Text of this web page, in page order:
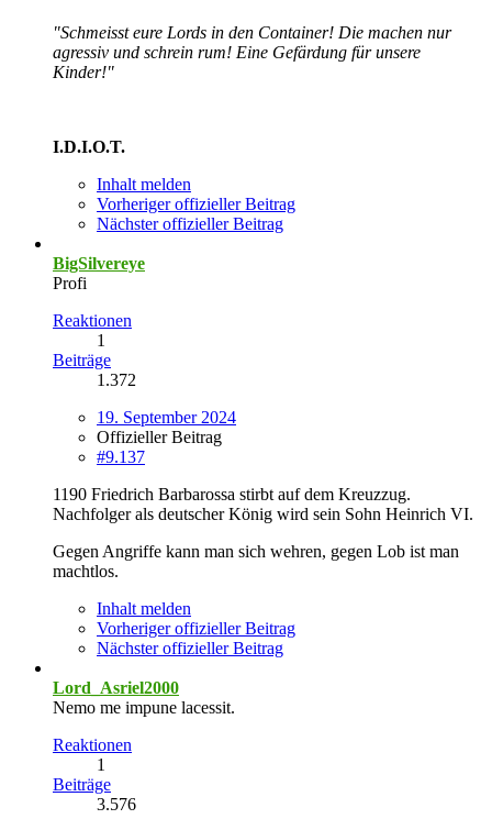
"Schmeisst eure Lords in den Container! Die machen nur
agressiv und schrein rum! Eine Gefärdung für unsere
Kinder!"
I.D.I.O.T.
Inhalt melden
Vorheriger offizieller Beitrag
Nächster offizieller Beitrag
BigSilvereye
Profi
Reaktionen
1
Beiträge
1.372
19. September 2024
Offizieller Beitrag
#9.137
1190 Friedrich Barbarossa stirbt auf dem Kreuzzug.
Nachfolger als deutscher König wird sein Sohn Heinrich VI.
Gegen Angriffe kann man sich wehren, gegen Lob ist man
machtlos.
Inhalt melden
Vorheriger offizieller Beitrag
Nächster offizieller Beitrag
Lord_Asriel2000
Nemo me impune lacessit.
Reaktionen
1
Beiträge
3.576